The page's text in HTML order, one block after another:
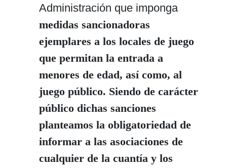
Administración que imponga
medidas sancionadoras
ejemplares a los locales de juego
que permitan la entrada a
menores de edad, así como, al
juego público. Siendo de carácter
público dichas sanciones
planteamos la obligatoriedad de
informar a las asociaciones de
cualquier de la cuantía y los